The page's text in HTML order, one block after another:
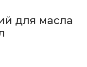
для масла